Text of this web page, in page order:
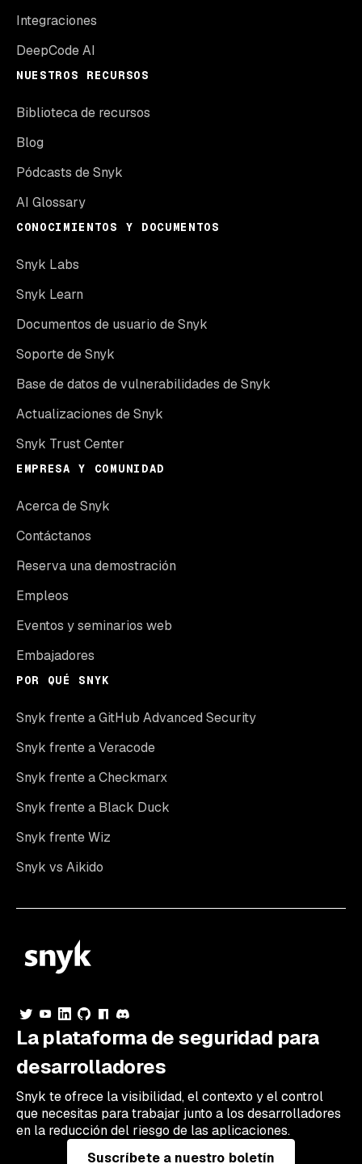
Integraciones
DeepCode AI
NUESTROS RECURSOS
Biblioteca de recursos
Blog
Pódcasts de Snyk
AI Glossary
CONOCIMIENTOS Y DOCUMENTOS
Snyk Labs
Snyk Learn
Documentos de usuario de Snyk
Soporte de Snyk
Base de datos de vulnerabilidades de Snyk
Actualizaciones de Snyk
Snyk Trust Center
EMPRESA Y COMUNIDAD
Acerca de Snyk
Contáctanos
Reserva una demostración
Empleos
Eventos y seminarios web
Embajadores
POR QUÉ SNYK
Snyk frente a GitHub Advanced Security
Snyk frente a Veracode
Snyk frente a Checkmarx
Snyk frente a Black Duck
Snyk frente Wiz
Snyk vs Aikido
La plataforma de seguridad para
desarrolladores
Snyk te ofrece la visibilidad, el contexto y el control
que necesitas para trabajar junto a los desarrolladores
en la reducción del riesgo de las aplicaciones.
Suscríbete a nuestro boletín